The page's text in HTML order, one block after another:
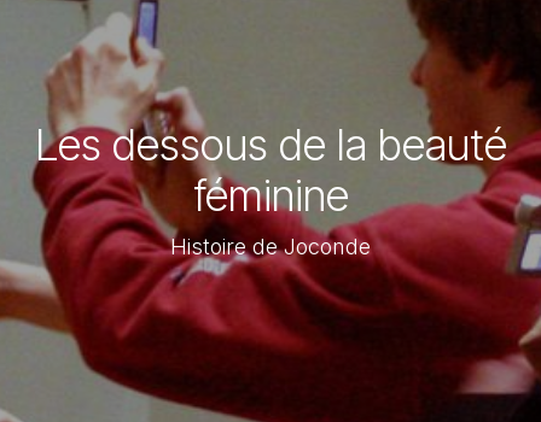
Les dessous de la beauté
féminine
Histoire de Joconde